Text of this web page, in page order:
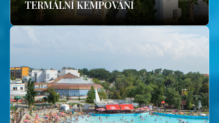
TERMÁLNÍ KEMPOVÁNÍ